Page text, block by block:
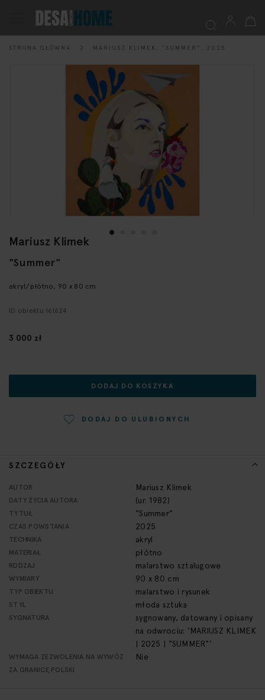
Mój
STRONA GŁÓWNA MARIUSZ KLIMEK, "SUMMER", 2025
Przejdź
galerii
SZCZEGÓŁY
Więcej
informacji
AUTOR Mariusz Klimek
DATY ŻYCIA AUTORA (ur. 1982)
TYTUŁ "Summer"
CZAS POWSTANIA 2025
TECHNIKA akryl
MATERIAŁ płótno
RODZAJ malarstwo sztalugowe
WYMIARY 90 x 80 cm
TYP OBIEKTU malarstwo i rysunek
STYL młoda sztuka
SYGNATURA
sygnowany, datowany i opisany
na odwrociu: 'MARIUSZ KLIMEK
| 2025 | "SUMMER"'
WYMAGA ZEZWOLENIA NA WYWÓZ
ZA GRANICĘ POLSKI
Nie
Mariusz Klimek
akryl/płótno, 90 x 80 cm
"Summer"
ID obiektu 161624
3 000 zł
DODAJ DO KOSZYKA
DODAJ DO ULUBIONYCH